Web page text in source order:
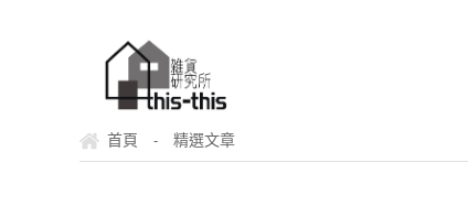
首頁 - 精選文章